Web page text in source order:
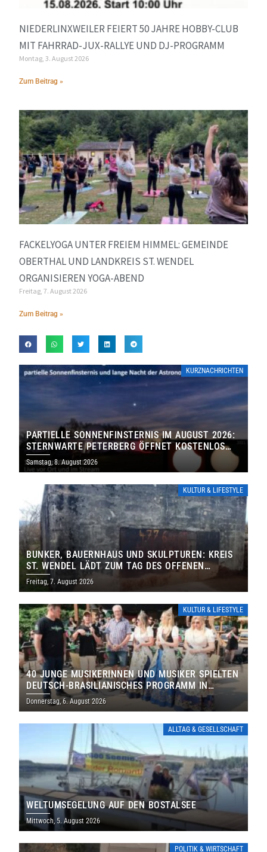
NIEDERLINXWEILER FEIERT 50 JAHRE HOBBY-CLUB
MIT FAHRRAD-JUX-RALLYE UND DJ-PROGRAMM
Montag, 3. August 2026
Zum Beitrag »
FACKELYOGA UNTER FREIEM HIMMEL: GEMEINDE
OBERTHAL UND LANDKREIS ST. WENDEL
ORGANISIEREN YOGA-ABEND
Freitag, 7. August 2026
Zum Beitrag »
KURZNACHRICHTEN
PARTIELLE SONNENFINSTERNIS IM AUGUST 2026:
STERNWARTE PETERBERG ÖFFNET KOSTENLOS
IHRE TORE
Samstag, 8. August 2026
KULTUR & LIFESTYLE
BUNKER, BAUERNHAUS UND SKULPTUREN: KREIS
ST. WENDEL LÄDT ZUM TAG DES OFFENEN
DENKMALS EIN
Freitag, 7. August 2026
KULTUR & LIFESTYLE
40 JUNGE MUSIKERINNEN UND MUSIKER SPIELTEN
DEUTSCH-BRASILIANISCHES PROGRAMM IN
THOLEY
Donnerstag, 6. August 2026
ALLTAG & GESELLSCHAFT
WELTUMSEGELUNG AUF DEN BOSTALSEE
Mittwoch, 5. August 2026
POLITIK & WIRTSCHAFT